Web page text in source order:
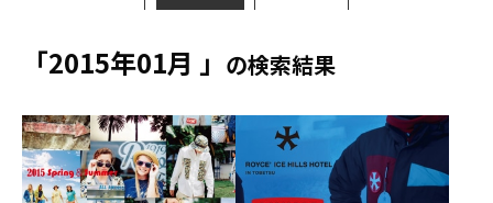
「2015年01月 」 の検索結果